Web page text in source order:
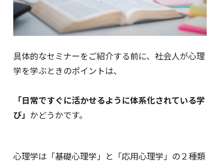
具体的なセミナーをご紹介する前に、社会人が心理
学を学ぶときのポイントは、
「日常ですぐに活かせるように体系化されている学
び」 かどうかです。
心理学は「基礎心理学」と「応用心理学」の２種類